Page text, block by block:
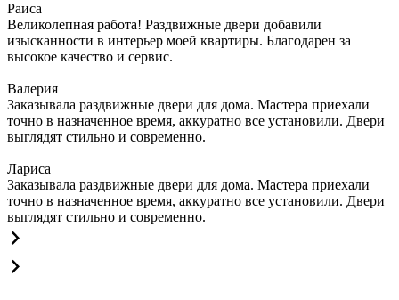
Раиса
Великолепная работа! Раздвижные двери добавили
изысканности в интерьер моей квартиры. Благодарен за
высокое качество и сервис.
Валерия
Заказывала раздвижные двери для дома. Мастера приехали
точно в назначенное время, аккуратно все установили. Двери
выглядят стильно и современно.
Лариса
Заказывала раздвижные двери для дома. Мастера приехали
точно в назначенное время, аккуратно все установили. Двери
выглядят стильно и современно.